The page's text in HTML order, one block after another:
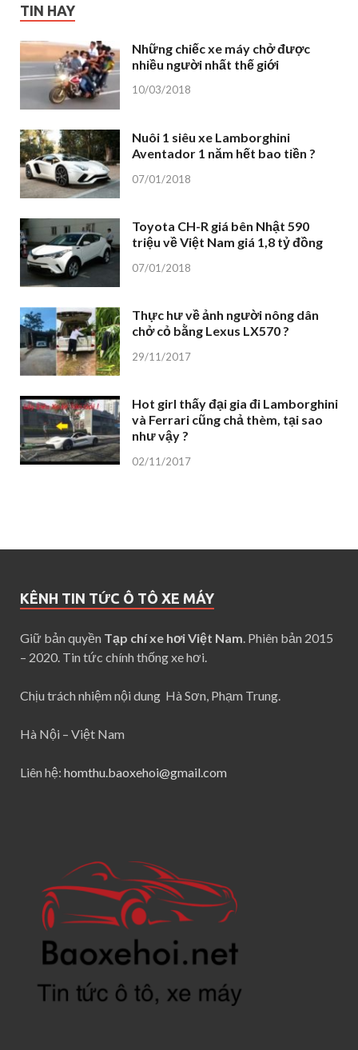
TIN HAY
Những chiếc xe máy chở được
nhiều người nhất thế giới
10/03/2018
Nuôi 1 siêu xe Lamborghini
Aventador 1 năm hết bao tiền ?
07/01/2018
Toyota CH-R giá bên Nhật 590
triệu về Việt Nam giá 1,8 tỷ đồng
07/01/2018
Thực hư về ảnh người nông dân
chở cỏ bằng Lexus LX570 ?
29/11/2017
Hot girl thấy đại gia đi Lamborghini
và Ferrari cũng chả thèm, tại sao
như vậy ?
02/11/2017
KÊNH TIN TỨC Ô TÔ XE MÁY
Giữ bản quyền Tạp chí xe hơi Việt Nam. Phiên bản 2015
– 2020. Tin tức chính thống xe hơi.
Chịu trách nhiệm nội dung Hà Sơn, Phạm Trung.
Hà Nội – Việt Nam
Liên hệ: homthu.baoxehoi@gmail.com